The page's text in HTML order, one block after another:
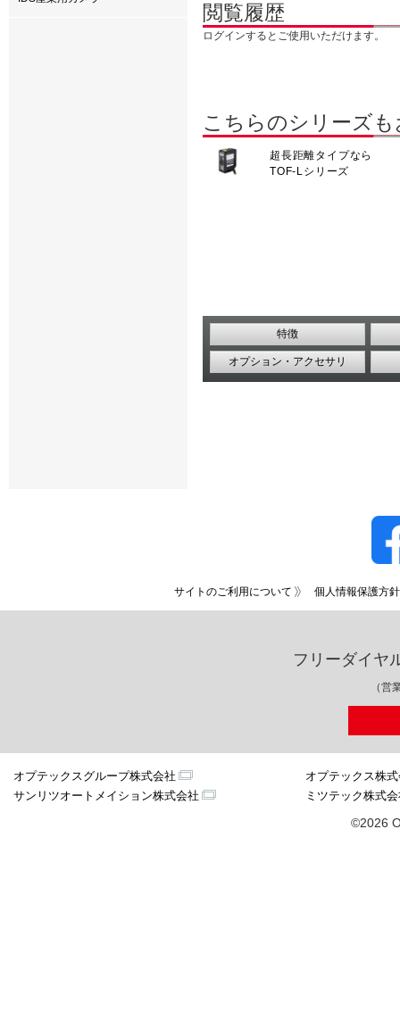
閲覧履歴
ログインするとご使用いただけます。
こちらのシリーズ
超長距離タイプなら
TOF-Lシリーズ
特徴
オプション・アクセサリ
サイトのご利用について 個人情報保護方針
フリーダイヤ
（営
オプテックスグループ株式会社
オプテックス株
サンリツオートメイション株式会社
ミツテック株式
©2026